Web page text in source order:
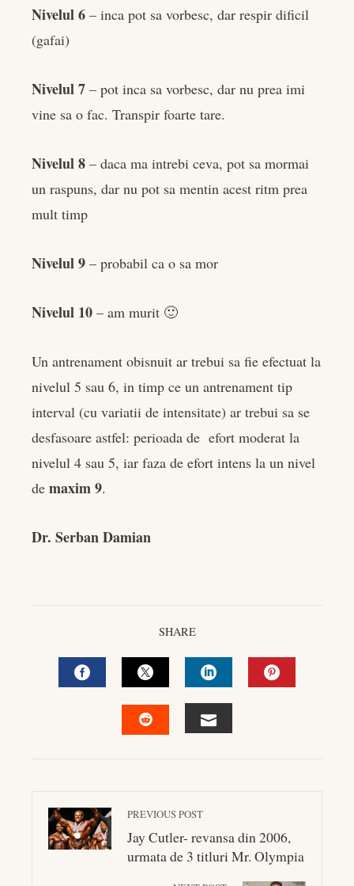
Nivelul 6 – inca pot sa vorbesc, dar respir dificil
(gafai)
Nivelul 7 – pot inca sa vorbesc, dar nu prea imi
vine sa o fac. Transpir foarte tare.
Nivelul 8 – daca ma intrebi ceva, pot sa mormai
un raspuns, dar nu pot sa mentin acest ritm prea
mult timp
Nivelul 9 – probabil ca o sa mor
Nivelul 10 – am murit 🙂
Un antrenament obisnuit ar trebui sa fie efectuat la
nivelul 5 sau 6, in timp ce un antrenament tip
interval (cu variatii de intensitate) ar trebui sa se
desfasoare astfel: perioada de efort moderat la
nivelul 4 sau 5, iar faza de efort intens la un nivel
de maxim 9.
Dr. Serban Damian
SHARE
FACEBOOKTWITTERLINKEDIN
PREVIOUS POST
Jay Cutler- revansa din 2006,
urmata de 3 titluri Mr. Olympia